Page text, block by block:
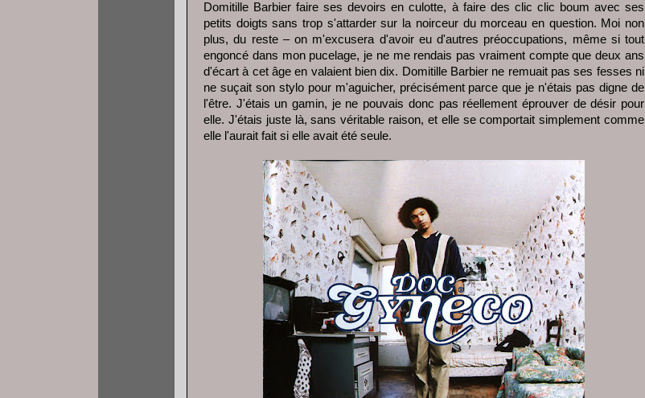
Domitille Barbier faire ses devoirs en culotte, à faire des clic clic boum avec ses
petits doigts sans trop s'attarder sur la noirceur du morceau en question. Moi non
plus, du reste – on m'excusera d'avoir eu d'autres préoccupations, même si tout
engoncé dans mon pucelage, je ne me rendais pas vraiment compte que deux ans
d'écart à cet âge en valaient bien dix. Domitille Barbier ne remuait pas ses fesses ni
ne suçait son stylo pour m'aguicher, précisément parce que je n'étais pas digne de
l'être. J'étais un gamin, je ne pouvais donc pas réellement éprouver de désir pour
elle. J'étais juste là, sans véritable raison, et elle se comportait simplement comme
elle l'aurait fait si elle avait été seule.